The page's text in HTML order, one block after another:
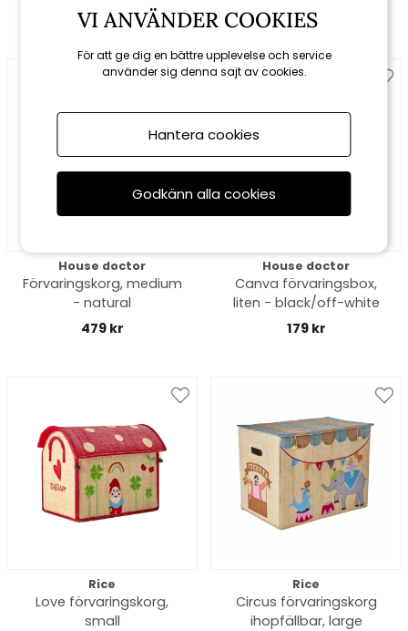
879 kr
309 kr
House doctor
Förvaringskorg, medium
- natural
479 kr
House doctor
Canva förvaringsbox,
liten - black/off-white
179 kr
Rice
Love förvaringskorg,
small
Rice
Circus förvaringskorg
ihopfällbar, large
VI ANVÄNDER COOKIES
För att ge dig en bättre upplevelse och service
använder sig denna sajt av cookies.
Hantera cookies
Godkänn alla cookies